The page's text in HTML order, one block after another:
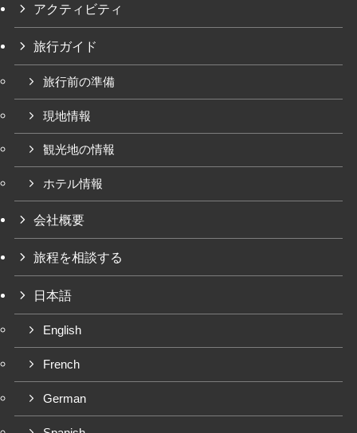
アクティビティ
旅行ガイド
旅行前の準備
現地情報
観光地の情報
ホテル情報
会社概要
旅程を相談する
日本語
English
French
German